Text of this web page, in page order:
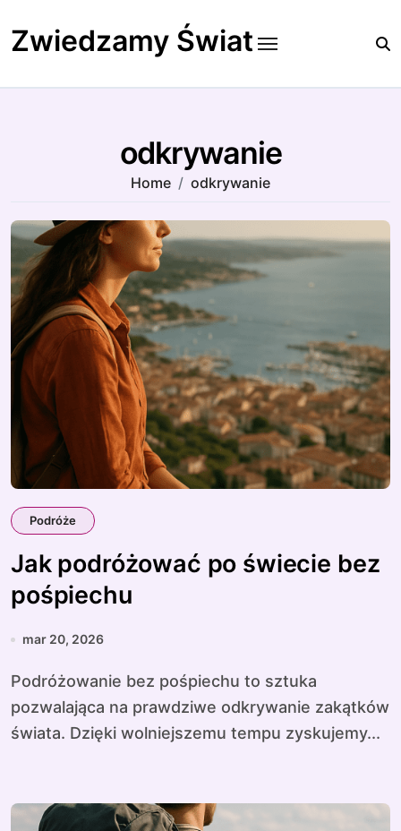
to
content
Zwiedzamy Świat
odkrywanie
Home odkrywanie
Podróże
Jak podróżować po świecie bez
pośpiechu
mar 20, 2026
Podróżowanie bez pośpiechu to sztuka
pozwalająca na prawdziwe odkrywanie zakątków
świata. Dzięki wolniejszemu tempu zyskujemy...